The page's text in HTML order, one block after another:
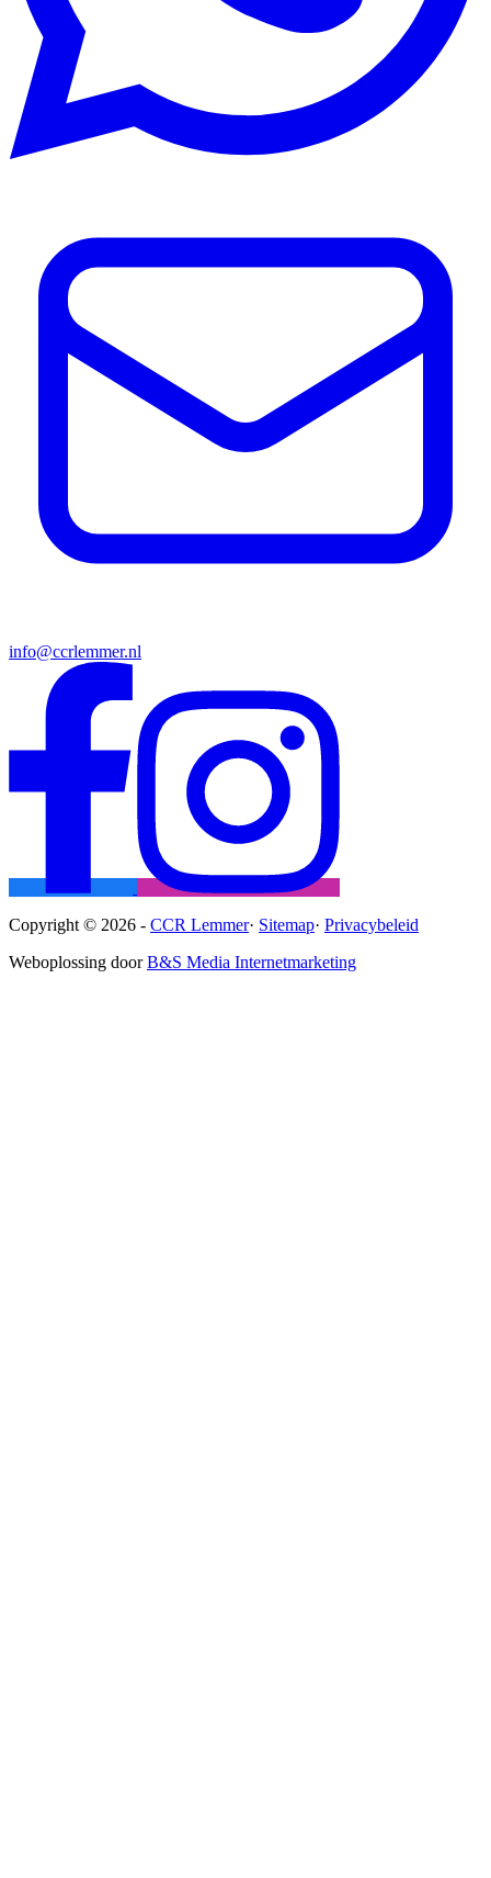
info@ccrlemmer.nl
Copyright © 2026 - CCR Lemmer· Sitemap· Privacybeleid
Weboplossing doorB&S Media Internetmarketing